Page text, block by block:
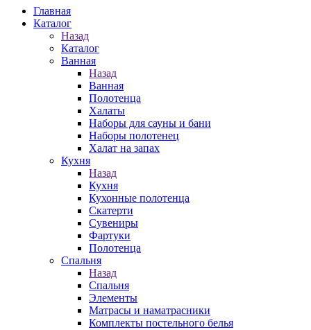
Главная
Каталог
Назад
Каталог
Ванная
Назад
Ванная
Полотенца
Халаты
Наборы для сауны и бани
Наборы полотенец
Халат на запах
Кухня
Назад
Кухня
Кухонные полотенца
Скатерти
Сувениры
Фартуки
Полотенца
Спальня
Назад
Спальня
Элементы
Матрасы и наматрасники
Комплекты постельного белья